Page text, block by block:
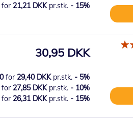
for 21,21 DKK pr.stk. - 15%
30,95 DKK
for 29,40 DKK pr.stk. - 5%
for 27,85 DKK pr.stk. - 10%
for 26,31 DKK pr.stk. - 15%